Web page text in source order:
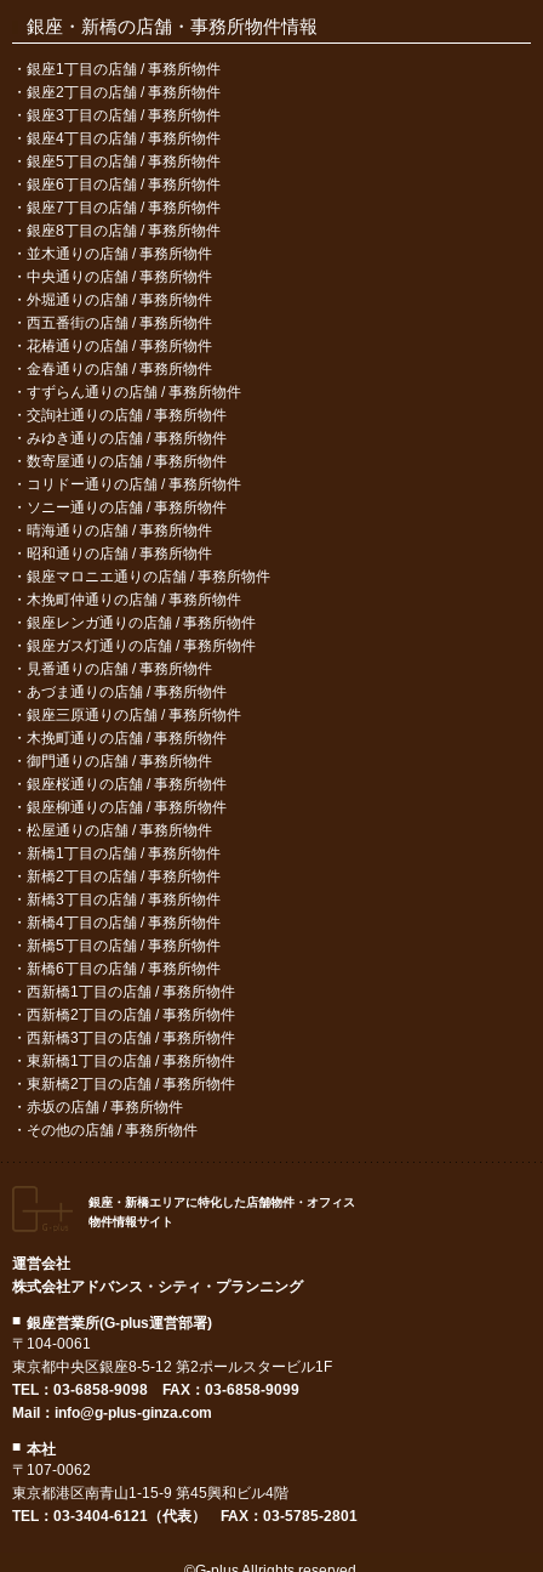
銀座・新橋の店舗・事務所物件情報
銀座1丁目の店舗 / 事務所物件
銀座2丁目の店舗 / 事務所物件
銀座3丁目の店舗 / 事務所物件
銀座4丁目の店舗 / 事務所物件
銀座5丁目の店舗 / 事務所物件
銀座6丁目の店舗 / 事務所物件
銀座7丁目の店舗 / 事務所物件
銀座8丁目の店舗 / 事務所物件
並木通りの店舗 / 事務所物件
中央通りの店舗 / 事務所物件
外堀通りの店舗 / 事務所物件
西五番街の店舗 / 事務所物件
花椿通りの店舗 / 事務所物件
金春通りの店舗 / 事務所物件
すずらん通りの店舗 / 事務所物件
交詢社通りの店舗 / 事務所物件
みゆき通りの店舗 / 事務所物件
数寄屋通りの店舗 / 事務所物件
コリドー通りの店舗 / 事務所物件
ソニー通りの店舗 / 事務所物件
晴海通りの店舗 / 事務所物件
昭和通りの店舗 / 事務所物件
銀座マロニエ通りの店舗 / 事務所物件
木挽町仲通りの店舗 / 事務所物件
銀座レンガ通りの店舗 / 事務所物件
銀座ガス灯通りの店舗 / 事務所物件
見番通りの店舗 / 事務所物件
あづま通りの店舗 / 事務所物件
銀座三原通りの店舗 / 事務所物件
木挽町通りの店舗 / 事務所物件
御門通りの店舗 / 事務所物件
銀座桜通りの店舗 / 事務所物件
銀座柳通りの店舗 / 事務所物件
松屋通りの店舗 / 事務所物件
新橋1丁目の店舗 / 事務所物件
新橋2丁目の店舗 / 事務所物件
新橋3丁目の店舗 / 事務所物件
新橋4丁目の店舗 / 事務所物件
新橋5丁目の店舗 / 事務所物件
新橋6丁目の店舗 / 事務所物件
西新橋1丁目の店舗 / 事務所物件
西新橋2丁目の店舗 / 事務所物件
西新橋3丁目の店舗 / 事務所物件
東新橋1丁目の店舗 / 事務所物件
東新橋2丁目の店舗 / 事務所物件
赤坂の店舗 / 事務所物件
その他の店舗 / 事務所物件
銀座・新橋エリアに特化した店舗物件・オフィス
物件情報サイト
運営会社
株式会社アドバンス・シティ・プランニング
銀座営業所(G-plus運営部署)
〒104-0061
東京都中央区銀座8-5-12 第2ポールスタービル1F
TEL： 03-6858-9098 FAX：03-6858-9099
Mail： info@g-plus-ginza.com
本社
〒107-0062
東京都港区南青山1-15-9 第45興和ビル4階
TEL：03-3404-6121（代表） FAX：03-5785-2801